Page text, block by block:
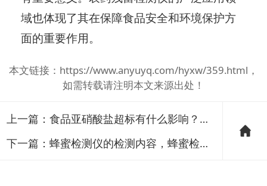
域也体现了其在保障食品安全和环境保护方
面的重要作用。
本文链接： https://www.anyuyq.com/hyxw/359.html ，
如需转载请注明本文来源出处！
上一篇：食品亚硝酸盐超标有什么影响？食品亚硝酸盐检测仪的用途说明
下一篇：蜂蜜检测仪的检测内容，蜂蜜检测仪的应用领域